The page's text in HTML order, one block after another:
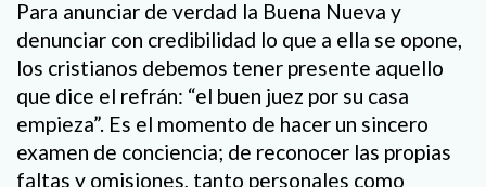
Para anunciar de verdad la Buena Nueva y
denunciar con credibilidad lo que a ella se opone,
los cristianos debemos tener presente aquello
que dice el refrán: “el buen juez por su casa
empieza”. Es el momento de hacer un sincero
examen de conciencia; de reconocer las propias
faltas y omisiones, tanto personales como